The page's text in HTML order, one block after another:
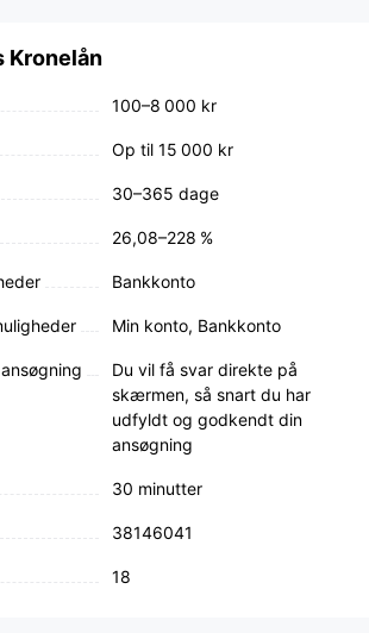
Kronelån
100–8 000 kr
Op til 15 000 kr
30–365 dage
26,08–228 %
Bankkonto
Min konto, Bankkonto
Du vil få svar direkte på
skærmen, så snart du har
udfyldt og godkendt din
ansøgning
30 minutter
38146041
18